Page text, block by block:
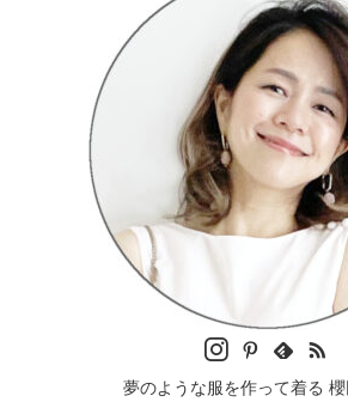
夢のような服を作って着る 櫻